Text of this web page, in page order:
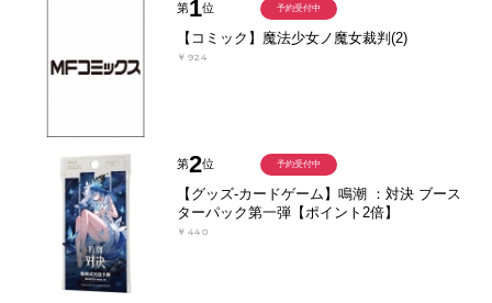
第1位
【コミック】魔法少女ノ魔女裁判(2)
￥924
予約受付中
第2位
【グッズ-カードゲーム】鳴潮 ：対決 ブース
ターパック第一弾【ポイント2倍】
￥440
予約受付中